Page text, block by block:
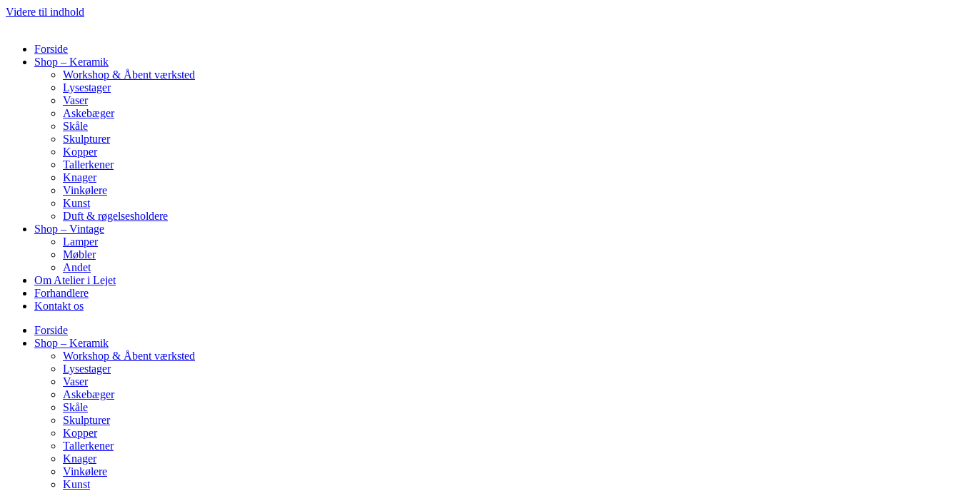
Videre til indhold
Forside
Shop – Keramik
Workshop & Åbent værksted
Lysestager
Vaser
Askebæger
Skåle
Skulpturer
Kopper
Tallerkener
Knager
Vinkølere
Kunst
Duft & røgelsesholdere
Shop – Vintage
Lamper
Møbler
Andet
Om Atelier i Lejet
Forhandlere
Kontakt os
Forside
Shop – Keramik
Workshop & Åbent værksted
Lysestager
Vaser
Askebæger
Skåle
Skulpturer
Kopper
Tallerkener
Knager
Vinkølere
Kunst